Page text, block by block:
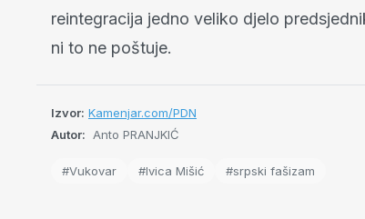
reintegracija jedno veliko djelo
ni to ne poštuje.
Izvor: Kamenjar.com/PDN
Autor:
Anto PRANJKIĆ
#Vukovar #Ivica Mišić #srpski fašizam